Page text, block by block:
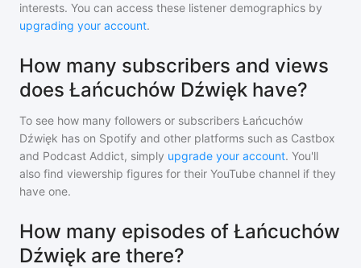
interests. You can access these listener demographics by
upgrading your account.
How many subscribers and views
does Łańcuchów Dźwięk have?
To see how many followers or subscribers Łańcuchów
Dźwięk has on Spotify and other platforms such as Castbox
and Podcast Addict, simply upgrade your account. You'll
also find viewership figures for their YouTube channel if they
have one.
How many episodes of Łańcuchów
Dźwięk are there?